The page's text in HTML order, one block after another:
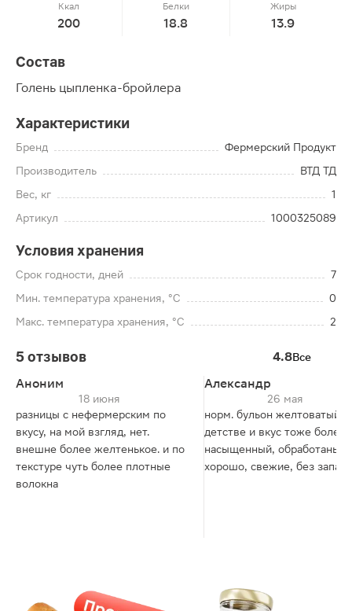
Ккал
200
Белки
18.8
Жиры
13.9
Состав
Голень цыпленка-бройлера
Характеристики
Бренд
Фермерский Продукт
Производитель
ВТД ТД
Вес, кг
1
Артикул
1000325089
Условия хранения
Срок годности, дней
7
Мин. температура хранения, °C
0
Макс. температура хранения, °C
2
5 отзывов 4.8Все
Аноним
18 июня
разницы с нефермерским по
вкусу, на мой взгляд, нет.
внешне более желтенькое. и по
текстуре чуть более плотные
волокна
Александр
26 мая
норм. бульон желтоватый,
детстве и вкус тоже более
насыщенный, обработаны
хорошо, свежие, без запаха